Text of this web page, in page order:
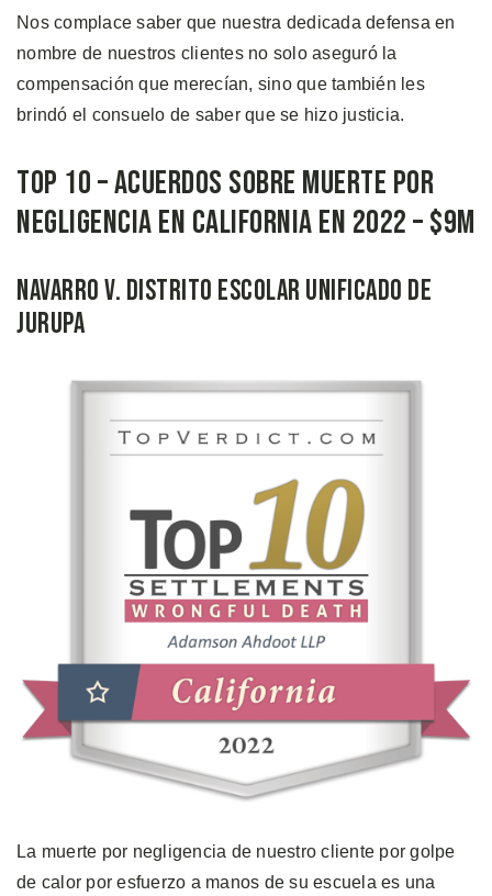
Nos complace saber que nuestra dedicada defensa en
nombre de nuestros clientes no solo aseguró la
compensación que merecían, sino que también les
brindó el consuelo de saber que se hizo justicia.
Top 10 – Acuerdos Sobre Muerte por
Negligencia en California en 2022 – $9M
Navarro v. Distrito Escolar Unificado de
Jurupa
La muerte por negligencia de nuestro cliente por golpe
de calor por esfuerzo a manos de su escuela es una